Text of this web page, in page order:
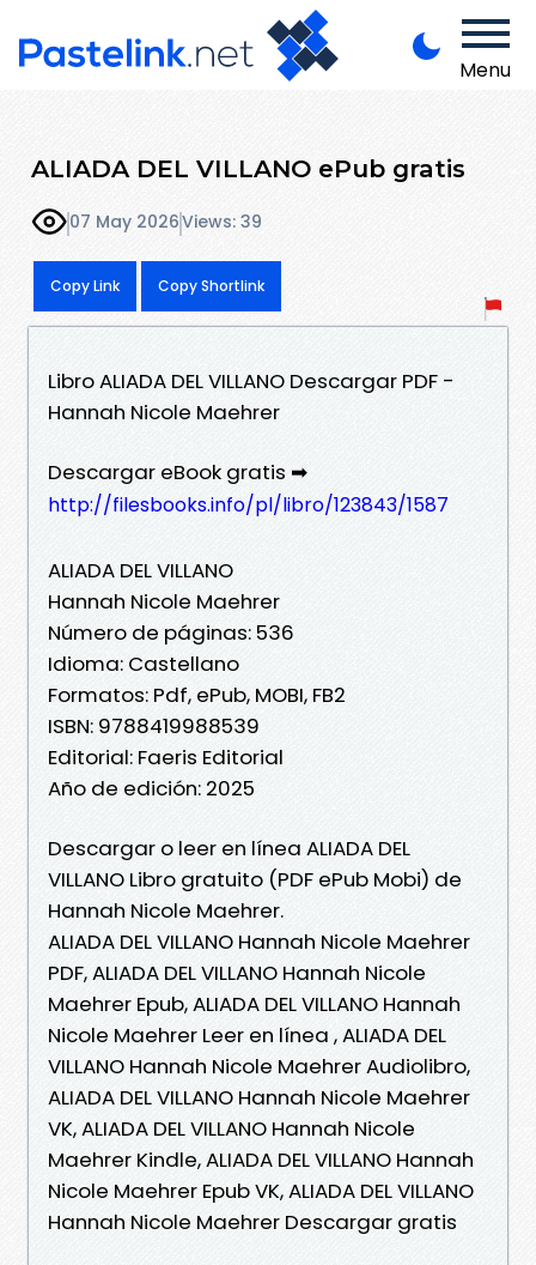
Menu
ALIADA DEL VILLANO ePub gratis
07 May 2026Views: 39
Copy Link Copy Shortlink
Libro ALIADA DEL VILLANO Descargar PDF -
Hannah Nicole Maehrer
Descargar eBook gratis ➡
http://filesbooks.info/pl/libro/123843/1587
ALIADA DEL VILLANO
Hannah Nicole Maehrer
Número de páginas: 536
Idioma: Castellano
Formatos: Pdf, ePub, MOBI, FB2
ISBN: 9788419988539
Editorial: Faeris Editorial
Año de edición: 2025
Descargar o leer en línea ALIADA DEL
VILLANO Libro gratuito (PDF ePub Mobi) de
Hannah Nicole Maehrer.
ALIADA DEL VILLANO Hannah Nicole Maehrer
PDF, ALIADA DEL VILLANO Hannah Nicole
Maehrer Epub, ALIADA DEL VILLANO Hannah
Nicole Maehrer Leer en línea , ALIADA DEL
VILLANO Hannah Nicole Maehrer Audiolibro,
ALIADA DEL VILLANO Hannah Nicole Maehrer
VK, ALIADA DEL VILLANO Hannah Nicole
Maehrer Kindle, ALIADA DEL VILLANO Hannah
Nicole Maehrer Epub VK, ALIADA DEL VILLANO
Hannah Nicole Maehrer Descargar gratis